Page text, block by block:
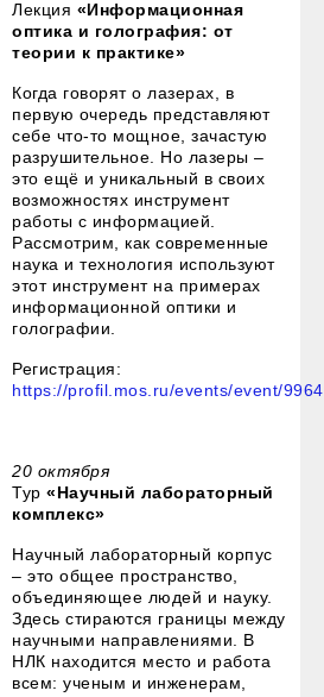
Лекция «Информационная
оптика и голография: от
теории к практике»
Когда говорят о лазерах, в
первую очередь представляют
себе что-то мощное, зачастую
разрушительное. Но лазеры –
это ещё и уникальный в своих
возможностях инструмент
работы с информацией.
Рассмотрим, как современные
наука и технология используют
этот инструмент на примерах
информационной оптики и
голографии.
Регистрация:
https://profil.mos.ru/events/event/
20 октября
Тур«Научный лабораторный
комплекс»
Научный лабораторный корпус
– это общее пространство,
объединяющее людей и науку.
Здесь стираются границы между
научными направлениями. В
НЛК находится место и работа
всем: ученым и инженерам,